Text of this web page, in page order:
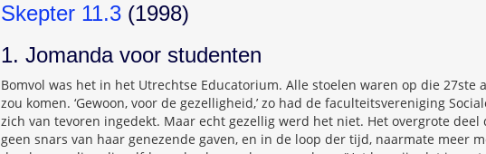
Skepter 11.3 (1998)
1. Jomanda voor studenten
Bomvol was het in het Utrechtse Educatorium. Alle stoelen waren op die 27ste
zou komen. ‘Gewoon, voor de gezelligheid,’ zo had de faculteitsvereniging
zich van tevoren ingedekt. Maar echt gezellig werd het niet. Het overgrote
geen snars van haar genezende gaven, en in de loop der tijd, naarmate meer